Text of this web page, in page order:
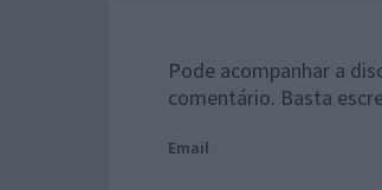
Pode acompanhar a
comentário. Basta
Email